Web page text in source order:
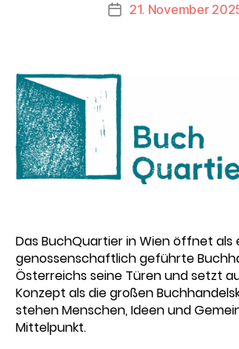
Beitragsdatum
21. November
Das BuchQuartier in Wien öffnet als
genossenschaftlich geführte
Österreichs seine Türen und setzt
Konzept als die großen
stehen Menschen, Ideen und
Mittelpunkt.